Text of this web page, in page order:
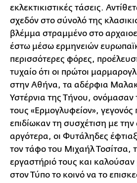
εκλεκτικιστικές τάσεις.
σχεδόν στο σύνολό της
βλέμμα στραμμένο στο
έστω μέσω ερμηνειών
περισσότερες φόρες,
τυχαίο ότι οι πρώτοι
στην Αθήνα, τα αδέρφια
Υστέρνια της Τήνου, ονόμασαν
τους «Ερμογλυφείον», γεγονός
επιδίωκαν τη συσχέτιση με
αργότερα, οι Φυτάληδες
τον τάφο του Μιχαήλ Τοσίτσα,
εργαστήριό τους και καλούσαν
στον Τύπο το κοινό να το